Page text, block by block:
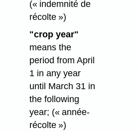
(« indemnité de
récolte »)
"crop year"
means the
period from April
1 in any year
until March 31 in
the following
year; (« année-
récolte »)